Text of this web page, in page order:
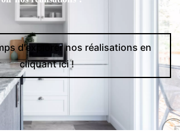
d'explorer nos réalisations en
cliquant ici !